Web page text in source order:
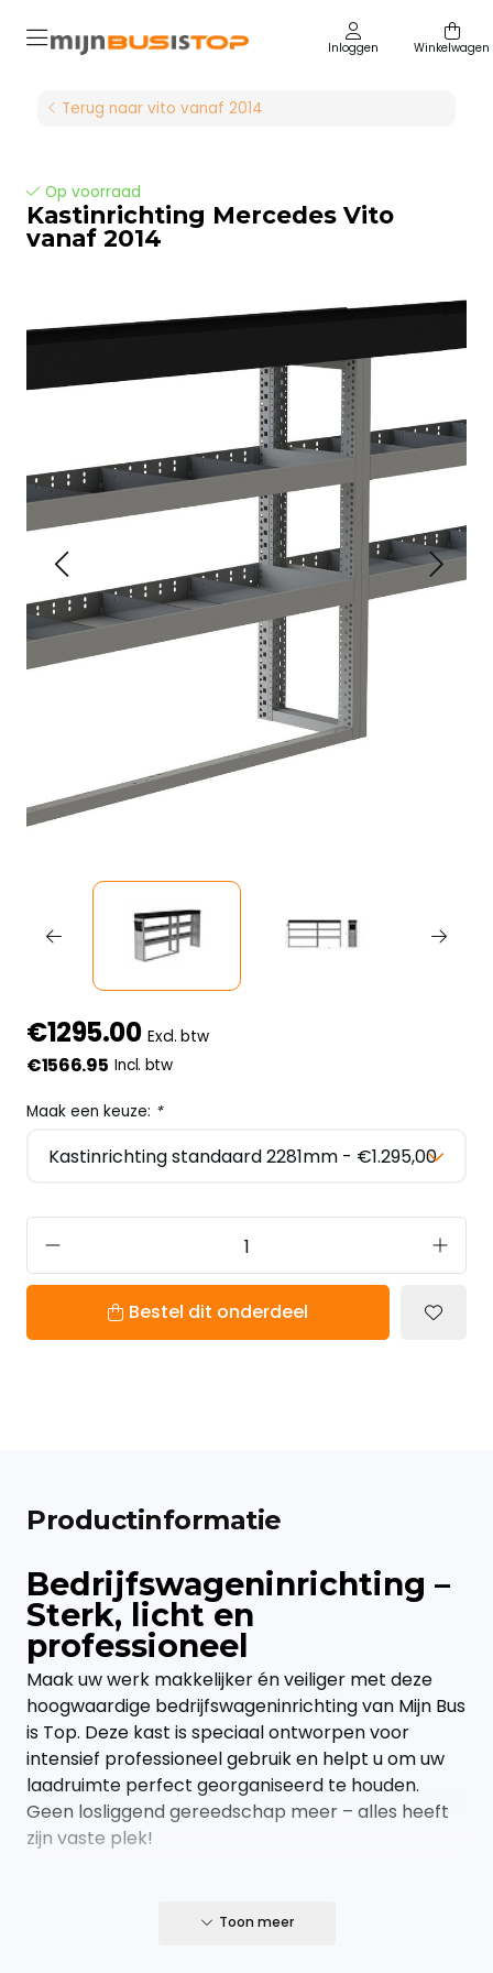
Inloggen Winkelwagen
Terug naar vito vanaf 2014
Op voorraad
Kastinrichting Mercedes Vito
vanaf 2014
€1295.00 Excl. btw
€1566.95 Incl. btw
Maak een keuze: *
Bestel dit onderdeel
Productinformatie
Bedrijfswageninrichting –
Sterk, licht en
professioneel
Maak uw werk makkelijker én veiliger met deze
hoogwaardige bedrijfswageninrichting van Mijn Bus
is Top. Deze kast is speciaal ontworpen voor
intensief professioneel gebruik en helpt u om uw
laadruimte perfect georganiseerd te houden.
Geen losliggend gereedschap meer – alles heeft
zijn vaste plek!
Toon meer